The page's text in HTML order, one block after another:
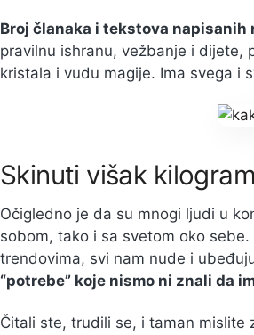
Broj članaka i tekstova
pravilnu ishranu, vežbanje i dijete,
kristala i vudu magije. Ima svega i
Skinuti višak
Očigledno je da su mnogi ljudi u
sobom, tako i sa svetom oko
trendovima, svi nam nude i
“potrebe” koje nismo ni znali da
Čitali ste, trudili se, i taman mislite